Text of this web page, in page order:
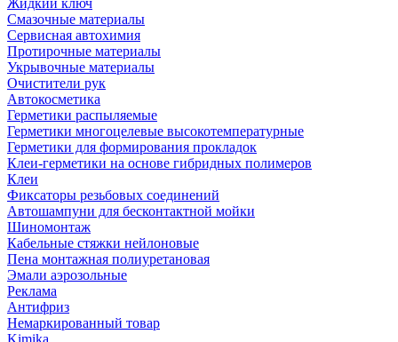
Жидкий ключ
Смазочные материалы
Сервисная автохимия
Протирочные материалы
Укрывочные материалы
Очистители рук
Автокосметика
Герметики распыляемые
Герметики многоцелевые высокотемпературные
Герметики для формирования прокладок
Клеи-герметики на основе гибридных полимеров
Клеи
Фиксаторы резьбовых соединений
Автошампуни для бесконтактной мойки
Шиномонтаж
Кабельные стяжки нейлоновые
Пена монтажная полиуретановая
Эмали аэрозольные
Реклама
Антифриз
Немаркированный товар
Kimika